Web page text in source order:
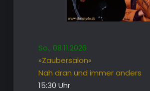
So., 08.11.2026
»Zaubersalon«
Nah dran und immer anders
15:30 Uhr